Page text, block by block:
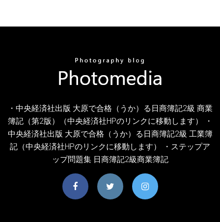
・中央経済社出版 大原で合格（うか）る日商簿記2級 商業
簿記（第2版）（中央経済社HPのリンクに移動します） ・
中央経済社出版 大原で合格（うか）る日商簿記2級 工業簿
記（中央経済社HPのリンクに移動します） ・ステップア
ップ問題集 日商簿記2級商業簿記